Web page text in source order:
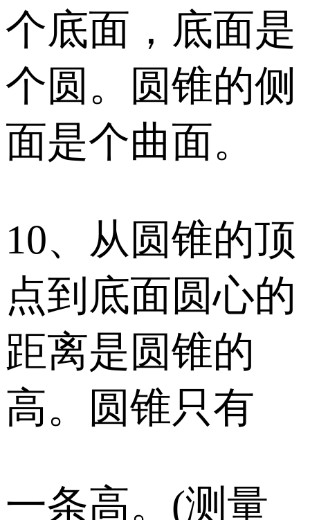
个底面，底面是
个圆。圆锥的侧
面是个曲面。
10、从圆锥的顶
点到底面圆心的
距离是圆锥的
高。圆锥只有
一条高。(测量